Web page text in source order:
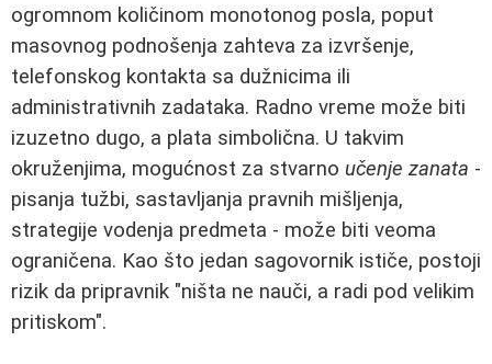
ogromnom količinom monotonog posla, poput
masovnog podnošenja zahteva za izvršenje,
telefonskog kontakta sa dužnicima ili
administrativnih zadataka. Radno vreme može biti
izuzetno dugo, a plata simbolična. U takvim
okruženjima, mogućnost za stvarno učenje zanata -
pisanja tužbi, sastavljanja pravnih mišljenja,
strategije vodenja predmeta - može biti veoma
ograničena. Kao što jedan sagovornik ističe, postoji
rizik da pripravnik "ništa ne nauči, a radi pod velikim
pritiskom".